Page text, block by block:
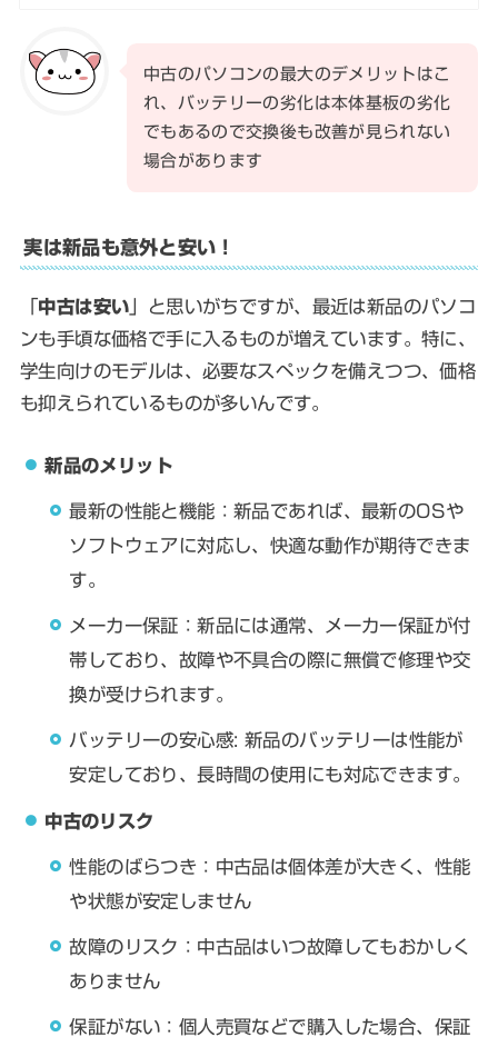
中古のパソコンの最大のデメリットはこ
れ、バッテリーの劣化は本体基板の劣化
でもあるので交換後も改善が見られない
場合があります
実は新品も意外と安い！
「中古は安い 」と思いがちですが、最近は新品のパソコ
ンも手頃な価格で手に入るものが増えています。特に、
学生向けのモデルは、必要なスペックを備えつつ、価格
も抑えられているものが多いんです。
新品のメリット
最新の性能と機能：新品であれば、最新のOSや
ソフトウェアに対応し、快適な動作が期待できま
す。
メーカー保証：新品には通常、メーカー保証が付
帯しており、故障や不具合の際に無償で修理や交
換が受けられます。
バッテリーの安心感: 新品のバッテリーは性能が
安定しており、長時間の使用にも対応できます。
中古のリスク
性能のばらつき：中古品は個体差が大きく、性能
や状態が安定しません
故障のリスク：中古品はいつ故障してもおかしく
ありません
保証がない：個人売買などで購入した場合、保証